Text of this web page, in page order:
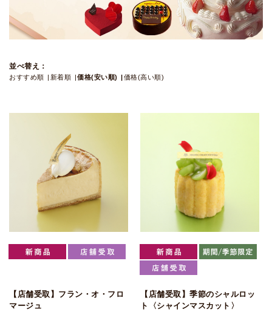
並べ替え：
おすすめ順 新着順 価格(安い順) 価格(高い順)
【店舗受取】フラン・オ・フロ
マージュ
【店舗受取】季節のシャルロッ
ト〈シャインマスカット〉